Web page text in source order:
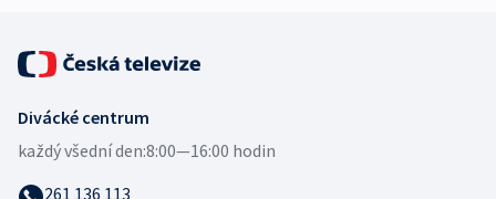
Divácké centrum
každý všední den:8:00—16:00 hodin
261 136 113